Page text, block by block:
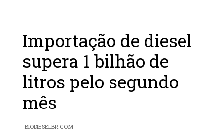
Importação de diesel
supera 1 bilhão de
litros pelo segundo
mês
BIODIESELBR.COM